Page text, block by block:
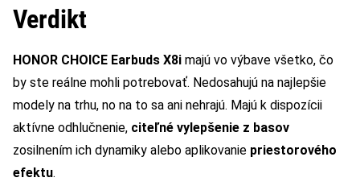
Verdikt
HONOR CHOICE Earbuds X8i majú vo výbave všetko, čo
by ste reálne mohli potrebovať. Nedosahujú na najlepšie
modely na trhu, no na to sa ani nehrajú. Majú k dispozícii
aktívne odhlučnenie, citeľné vylepšenie z basov
zosilnením ich dynamiky alebo aplikovanie priestorového
efektu.